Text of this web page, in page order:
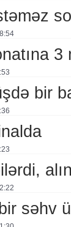
3
bir
səhv